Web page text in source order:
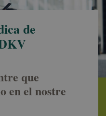
de
que
en el nostre